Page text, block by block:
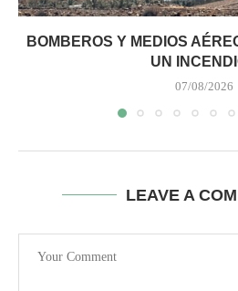
BOMBEROS Y MEDIOS
UN
07/08/2026
LEAVE A